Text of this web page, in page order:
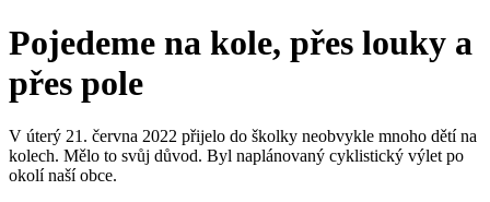
Pojedeme na kole, přes louky a
přes pole
V úterý 21. června 2022 přijelo do školky neobvykle mnoho dětí na
kolech. Mělo to svůj důvod. Byl naplánovaný cyklistický výlet po
okolí naší obce.